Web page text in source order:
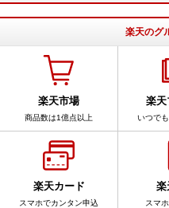
楽天のグ
楽天市場
商品数は1億点以上
楽天
いつで
楽天カード
スマホでカンタン申込
楽
スマ